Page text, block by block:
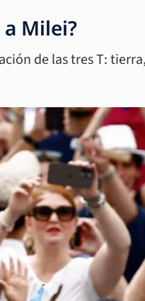
Milei?
de las tres T: